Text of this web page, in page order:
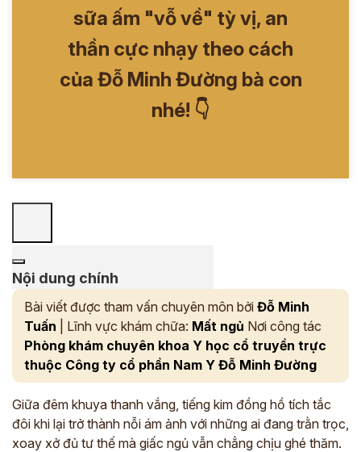
sữa ấm "vỗ về" tỳ vị, an
thần cực nhạy theo cách
của Đỗ Minh Đường bà con
nhé! 👇
Nội dung chính
Bài viết được tham vấn chuyên môn bởi Đỗ Minh
Tuấn | Lĩnh vực khám chữa: Mất ngủ Nơi công tác
Phòng khám chuyên khoa Y học cổ truyền trực
thuộc Công ty cổ phần Nam Y Đỗ Minh Đường
Giữa đêm khuya thanh vắng, tiếng kim đồng hồ tích tắc
đôi khi lại trở thành nỗi ám ảnh với những ai đang trằn trọc,
xoay xở đủ tư thế mà giấc ngủ vẫn chẳng chịu ghé thăm.